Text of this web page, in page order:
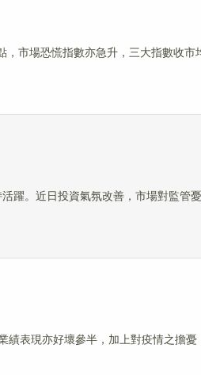
市場恐慌指數亦急升，三大指數收市
躍。近日投資氣氛改善，市場對監管
績表現亦好壞參半，加上對疫情之擔